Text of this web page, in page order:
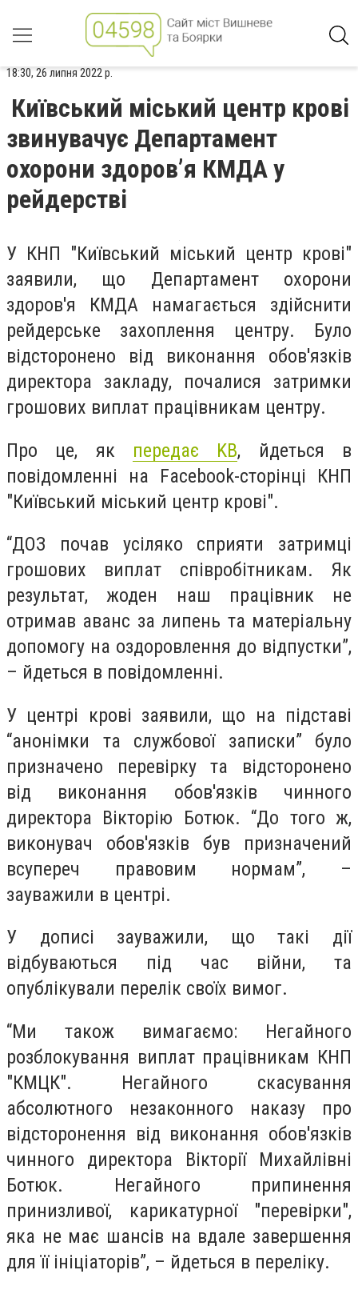
18:30, 26 липня 2022 р.
Київський міський центр крові
звинувачує Департамент
охорони здоров’я КМДА у
рейдерстві
У КНП "Київський міський центр крові"
заявили, що Департамент охорони
здоров'я КМДА намагається здійснити
рейдерське захоплення центру. Було
відсторонено від виконання обов'язків
директора закладу, почалися затримки
грошових виплат працівникам центру.
Про це, як передає KВ, йдеться в
повідомленні на Facebook-сторінці КНП
"Київський міський центр крові".
“ДОЗ почав усіляко сприяти затримці
грошових виплат співробітникам. Як
результат, жоден наш працівник не
отримав аванс за липень та матеріальну
допомогу на оздоровлення до відпустки”,
– йдеться в повідомленні.
У центрі крові заявили, що на підставі
“анонімки та службової записки” було
призначено перевірку та відсторонено
від виконання обов'язків чинного
директора Вікторію Ботюк. “До того ж,
виконувач обов'язків був призначений
всупереч правовим нормам”, –
зауважили в центрі.
У дописі зауважили, що такі дії
відбуваються під час війни, та
опублікували перелік своїх вимог.
“Ми також вимагаємо: Негайного
розблокування виплат працівникам КНП
"КМЦК". Негайного скасування
абсолютного незаконного наказу про
відсторонення від виконання обов'язків
чинного директора Вікторії Михайлівні
Ботюк. Негайного припинення
принизливої, карикатурної "перевірки",
яка не має шансів на вдале завершення
для її ініціаторів”, – йдеться в переліку.